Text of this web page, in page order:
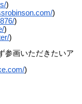
)
)
)
)
)
参画いただきたいア
)